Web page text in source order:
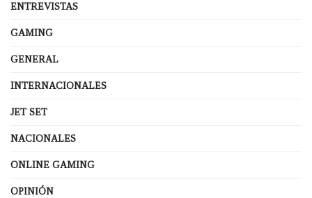
ENTREVISTAS
GAMING
GENERAL
INTERNACIONALES
JET SET
NACIONALES
ONLINE GAMING
OPINIÓN